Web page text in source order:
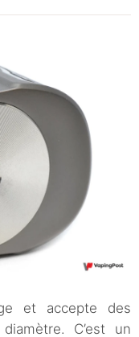
et accepte des
C’est un